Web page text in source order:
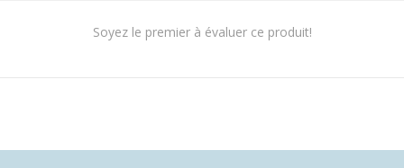
Soyez le premier à évaluer ce produit!